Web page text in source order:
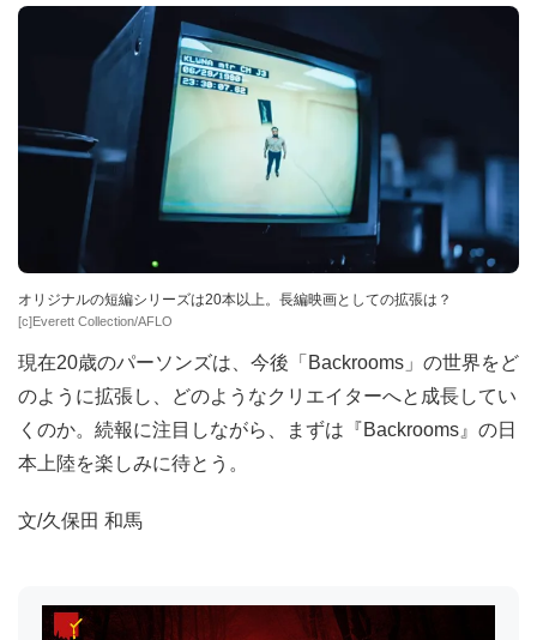
オリジナルの短編シリーズは20本以上。長編映画としての拡張は？
[c]Everett Collection/AFLO
現在20歳のパーソンズは、今後「Backrooms」の世界をど
のように拡張し、どのようなクリエイターへと成長してい
くのか。続報に注目しながら、まずは『Backrooms』の日
本上陸を楽しみに待とう。
文/久保田 和馬